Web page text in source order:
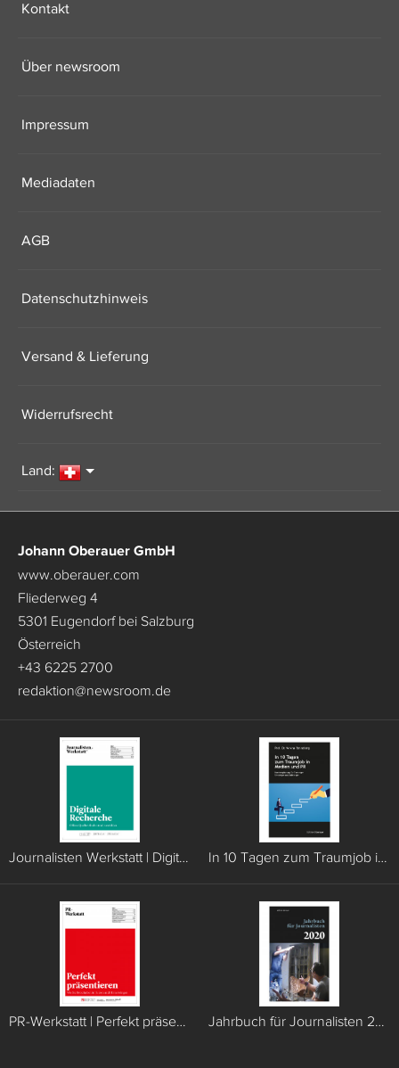
Kontakt
Über newsroom
Impressum
Mediadaten
AGB
Datenschutzhinweis
Versand & Lieferung
Widerrufsrecht
Land:
Johann Oberauer GmbH
www.oberauer.com
Fliederweg 4
5301 Eugendorf bei Salzburg
Österreich
+43 6225 2700
redaktion@newsroom.de
Journalisten Werkstatt | Digitale Recherche In 10 Tagen zum Traumjob in Medien und PR
PR-Werkstatt | Perfekt präsentieren Jahrbuch für Journalisten 2020